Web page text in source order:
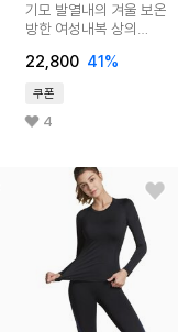
기모 발열내의 겨울 보온
방한 여성내복 상의
22,800 41%
쿠폰
4